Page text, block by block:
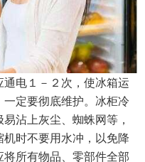
电１－２次，使冰箱运
定要彻底维护。冰柜冷
沾上灰尘、蜘蛛网等，
时不要用水冲，以免降
所有物品、零部件全部